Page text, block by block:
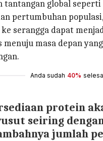
tantangan global
pertumbuhan
serangga dapat
masa depan
Anda sudah 40%
protein
seiring
jumlah